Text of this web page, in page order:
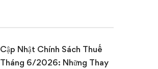
Cập Nhật Chính Sách Thuế
Tháng 6/2026: Những Thay